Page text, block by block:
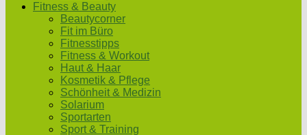
Fitness & Beauty
Beautycorner
Fit im Büro
Fitnesstipps
Fitness & Workout
Haut & Haar
Kosmetik & Pflege
Schönheit & Medizin
Solarium
Sportarten
Sport & Training